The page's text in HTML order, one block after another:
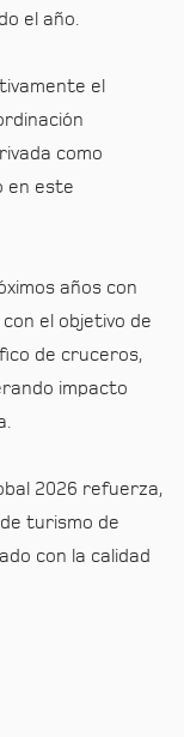
el año.
el
como
en este
años con
el objetivo de
de cruceros,
impacto
2026 refuerza,
turismo de
con la calidad